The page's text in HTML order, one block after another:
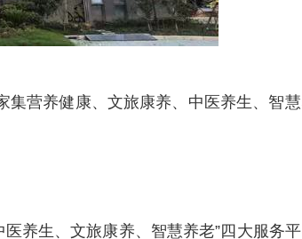
营养健康、文旅康养、中医养生、智
养生、文旅康养、智慧养老”四大服务